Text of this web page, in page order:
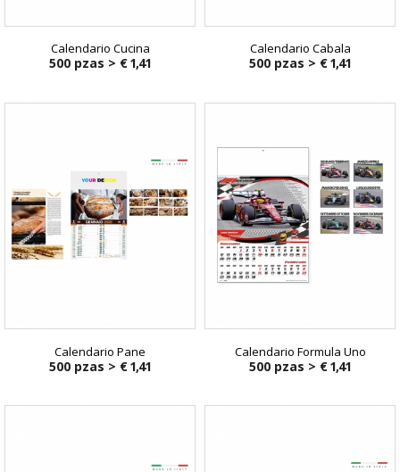
Calendario Cucina
500 pzas > € 1,41
Calendario Cabala
500 pzas > € 1,41
Calendario Pane
500 pzas > € 1,41
Calendario Formula Uno
500 pzas > € 1,41